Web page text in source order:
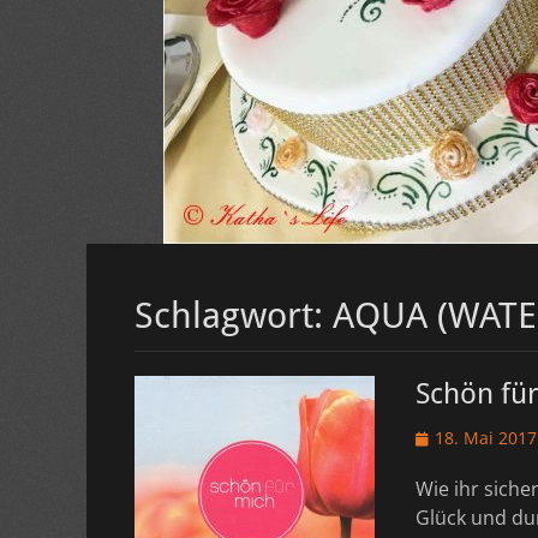
Schlagwort: AQUA
Schön
Veröffentlicht
18. Mai 2017
Wie ihr
Glück und